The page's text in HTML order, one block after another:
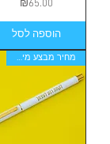
מחיר
₪65.00
הוספה לסל
מחיר מבצע מיוחד!